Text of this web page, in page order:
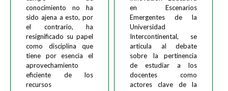
conocimiento no ha
sido ajena a esto, por
el contrario, ha
resignificado su papel
como disciplina que
tiene por esencia el
aprovechamiento
eficiente de los
recursos
en Escenarios
Emergentes de la
Universidad
Intercontinental, se
articula al debate
sobre la pertinencia
de estudiar a los
docentes como
actores clave de la